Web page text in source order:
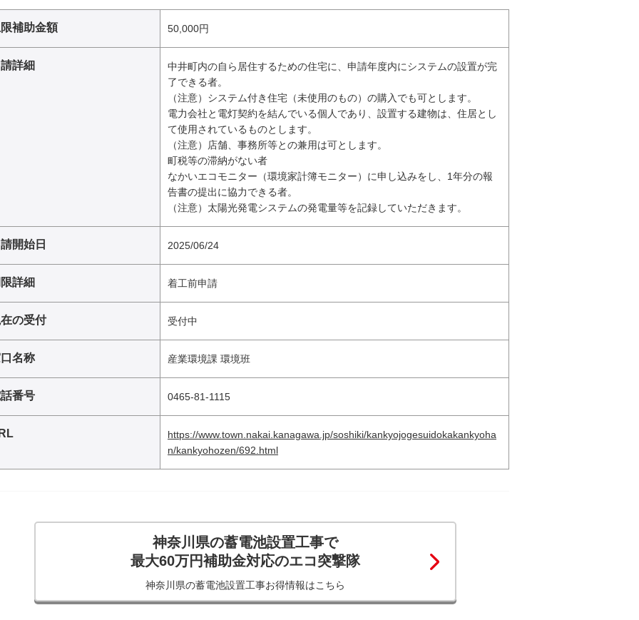
補助金額 50,000円
詳細
中井町内の自ら居住するための住宅に、申請年度内にシステムの設置が完
了できる者。
（注意）システム付き住宅（未使用のもの）の購入でも可とします。
電力会社と電灯契約を結んでいる個人であり、設置する建物は、住居とし
て使用されているものとします。
（注意）店舗、事務所等との兼用は可とします。
町税等の滞納がない者
なかいエコモニター（環境家計簿モニター）に申し込みをし、1年分の報
告書の提出に協力できる者。
（注意）太陽光発電システムの発電量等を記録していただきます。
開始日 2025/06/24
詳細 着工前申請
の受付 受付中
名称 産業環境課 環境班
番号 0465-81-1115
https://www.town.nakai.kanagawa.jp/soshiki/kankyojogesuidokakankyoha
n/kankyohozen/692.html
神奈川県の蓄電池設置工事で
最大60万円補助金対応のエコ突撃隊
神奈川県の蓄電池設置工事お得情報はこちら